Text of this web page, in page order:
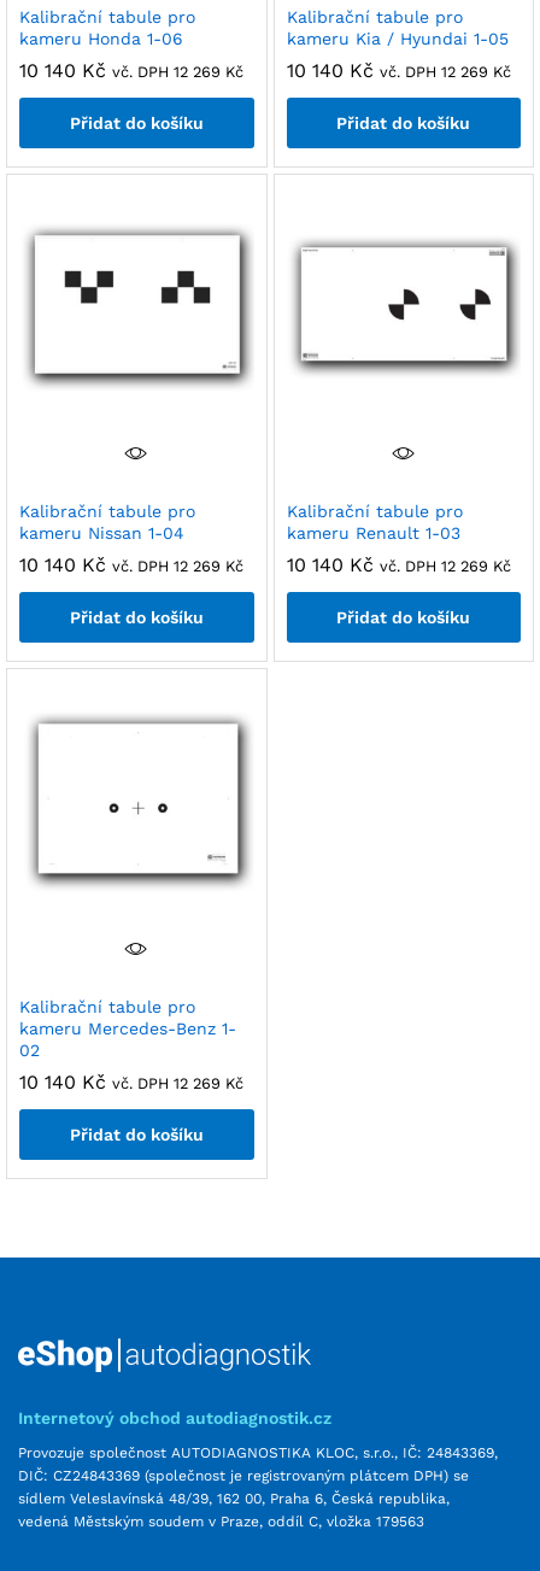
Kalibrační tabule pro
kameru Honda 1-06
10 140 Kč vč. DPH 12 269 Kč
Přidat do košíku
Kalibrační tabule pro
kameru Kia / Hyundai 1-05
10 140 Kč vč. DPH 12 269 Kč
Přidat do košíku
Kalibrační tabule pro
kameru Nissan 1-04
10 140 Kč vč. DPH 12 269 Kč
Přidat do košíku
Kalibrační tabule pro
kameru Renault 1-03
10 140 Kč vč. DPH 12 269 Kč
Přidat do košíku
Kalibrační tabule pro
kameru Mercedes-Benz 1-
02
10 140 Kč vč. DPH 12 269 Kč
Přidat do košíku
Internetový obchod autodiagnostik.cz
Provozuje společnost AUTODIAGNOSTIKA KLOC, s.r.o., IČ: 24843369,
DIČ: CZ24843369 (společnost je registrovaným plátcem DPH) se
sídlem Veleslavínská 48/39, 162 00, Praha 6, Česká republika,
vedená Městským soudem v Praze, oddíl C, vložka 179563